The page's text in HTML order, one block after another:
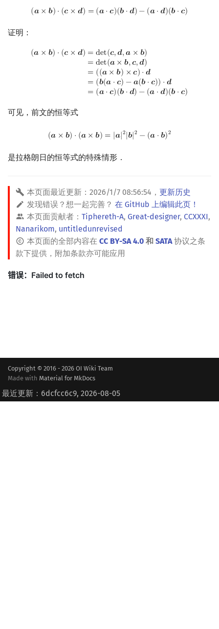
(𝒂 × 𝒃) ⋅ (𝒄 × 𝒅) = (𝒂⋅ 𝒄)(𝒃 ⋅ 𝒅) − (𝒂⋅ 𝒅)(𝒃 ⋅ 𝒄)
( a×b )⋅ c× d)=(a⋅ c )(b⋅d ) −(a ⋅d )(b ⋅c)
证明：
(𝒂 × 𝒃) ⋅ (𝒄 × 𝒅) = det(𝒄,𝒅,𝒂 × 𝒃)
= det(𝒂 × 𝒃,𝒄,𝒅)
= ((𝒂 × 𝒃) × 𝒄) ⋅ 𝒅
= (𝒃(𝒂 ⋅ 𝒄) −𝒂(𝒃 ⋅ 𝒄)) ⋅ 𝒅
= (𝒂⋅ 𝒄)(𝒃 ⋅ 𝒅) − (𝒂 ⋅ 𝒅)(𝒃 ⋅ 𝒄)
c×d) =det (c d a× b)=det(a×b,c, d) =((
可见，前文的恒等式
(𝒂 × 𝒃) ⋅ (𝒂 × 𝒃) = |𝒂|2|𝒃|2 − (𝒂 ⋅ 𝒃)2
( a× b )⋅(a× b)= |a |2|b|2− a⋅ b)2
是拉格朗日的恒等式的特殊情形．
本页面最近更新： 2026/1/7 08:56:54 ， 更新历史
发现错误？想一起完善？ 在 GitHub 上编辑此页！
本页面贡献者： Tiphereth-A, Great-designer, CCXXXI,
Nanarikom, untitledunrevised
本页面的全部内容在 CC BY-SA 4.0 和 SATA协议之条
款下提供，附加条款亦可能应用
Copyright © 2016 - 2026 OI Wiki Team
Made with Material for MkDocs
最近更新：6dcfcc6c9, 2026-08-05